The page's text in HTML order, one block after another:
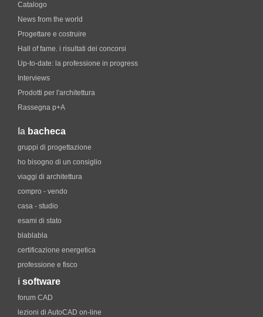
Catalogo
News from the world
Progettare e costruire
Hall of fame. i risultati dei concorsi
Up-to-date: la professione in progress
Interviews
Prodotti per l'architettura
Rassegna p+A
la bacheca
gruppi di progettazione
ho bisogno di un consiglio
viaggi di architettura
compro - vendo
casa - studio
esami di stato
blablabla
certificazione energetica
professione e fisco
i software
forum CAD
lezioni di AutoCAD on-line